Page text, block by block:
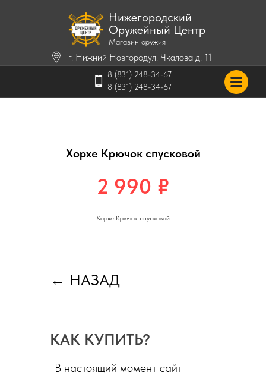
Нижегородский
Оружейный Центр
Магазин оружия
8 (831) 248-34-67
8 (831) 248-34-67
г. Нижний Новгородул. Чкалова д. 11
Хорхе Крючок спусковой
2 990 ₽
Хорхе Крючок спусковой
← НАЗАД
В настоящий момент сайт
КАК КУПИТЬ?